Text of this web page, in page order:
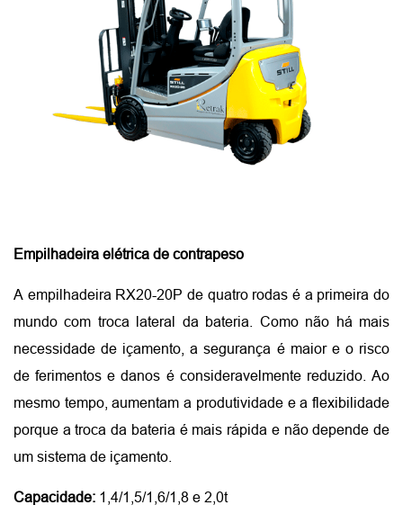
Empilhadeira elétrica de contrapeso
A empilhadeira RX20-20P de quatro rodas é a primeira do
mundo com troca lateral da bateria. Como não há mais
necessidade de içamento, a segurança é maior e o risco
de ferimentos e danos é consideravelmente reduzido. Ao
mesmo tempo, aumentam a produtividade e a flexibilidade
porque a troca da bateria é mais rápida e não depende de
um sistema de içamento.
Capacidade: 1,4/1,5/1,6/1,8 e 2,0t